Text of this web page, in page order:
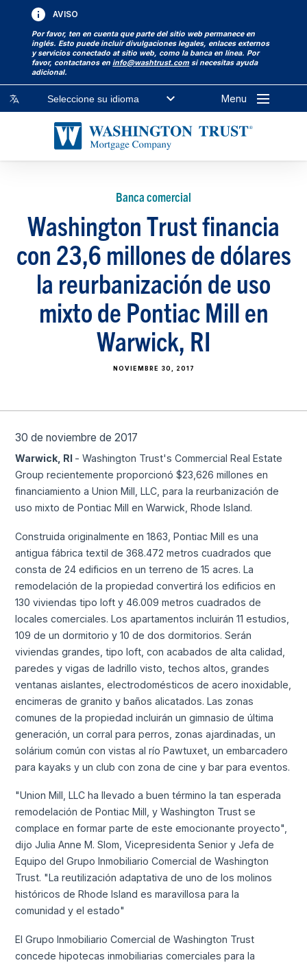
AVISO
Por favor, ten en cuenta que parte del sitio web permanece en
inglés. Esto puede incluir divulgaciones legales, enlaces externos
y servicios conectado at sitio web, como la banca en línea. Por
favor, contactanos eninfo@washtrust.com si necesitas ayuda
adicional.
Seleccione su idioma Menu
Banca comercial
Washington Trust financia
con 23,6 millones de dólares
la reurbanización de uso
mixto de Pontiac Mill en
Warwick, RI
NOVIEMBRE 30, 2017
30 de noviembre de 2017
Warwick, RI - Washington Trust's Commercial Real Estate
Group recientemente proporcionó $23,626 millones en
financiamiento a Union Mill, LLC, para la reurbanización de
uso mixto de Pontiac Mill en Warwick, Rhode Island.
Construida originalmente en 1863, Pontiac Mill es una
antigua fábrica textil de 368.472 metros cuadrados que
consta de 24 edificios en un terreno de 15 acres. La
remodelación de la propiedad convertirá los edificios en
130 viviendas tipo loft y 46.009 metros cuadrados de
locales comerciales. Los apartamentos incluirán 11 estudios,
109 de un dormitorio y 10 de dos dormitorios. Serán
viviendas grandes, tipo loft, con acabados de alta calidad,
paredes y vigas de ladrillo visto, techos altos, grandes
ventanas aislantes, electrodomésticos de acero inoxidable,
encimeras de granito y baños alicatados. Las zonas
comunes de la propiedad incluirán un gimnasio de última
generación, un corral para perros, zonas ajardinadas, un
solárium común con vistas al río Pawtuxet, un embarcadero
para kayaks y un club con zona de cine y bar para eventos.
"Union Mill, LLC ha llevado a buen término la tan esperada
remodelación de Pontiac Mill, y Washington Trust se
complace en formar parte de este emocionante proyecto",
dijo Julia Anne M. Slom, Vicepresidenta Senior y Jefa de
Equipo del Grupo Inmobiliario Comercial de Washington
Trust. "La reutilización adaptativa de uno de los molinos
históricos de Rhode Island es maravillosa para la
comunidad y el estado"
El Grupo Inmobiliario Comercial de Washington Trust
concede hipotecas inmobiliarias comerciales para la